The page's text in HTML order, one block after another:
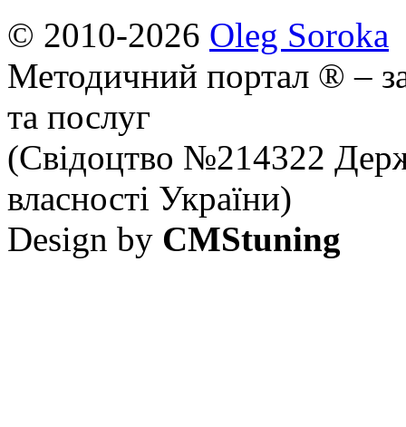
© 2010-2026 Oleg Soroka
Методичний портал ® –
та послуг
(Свідоцтво №214322
власності України)
Design by CMStuning